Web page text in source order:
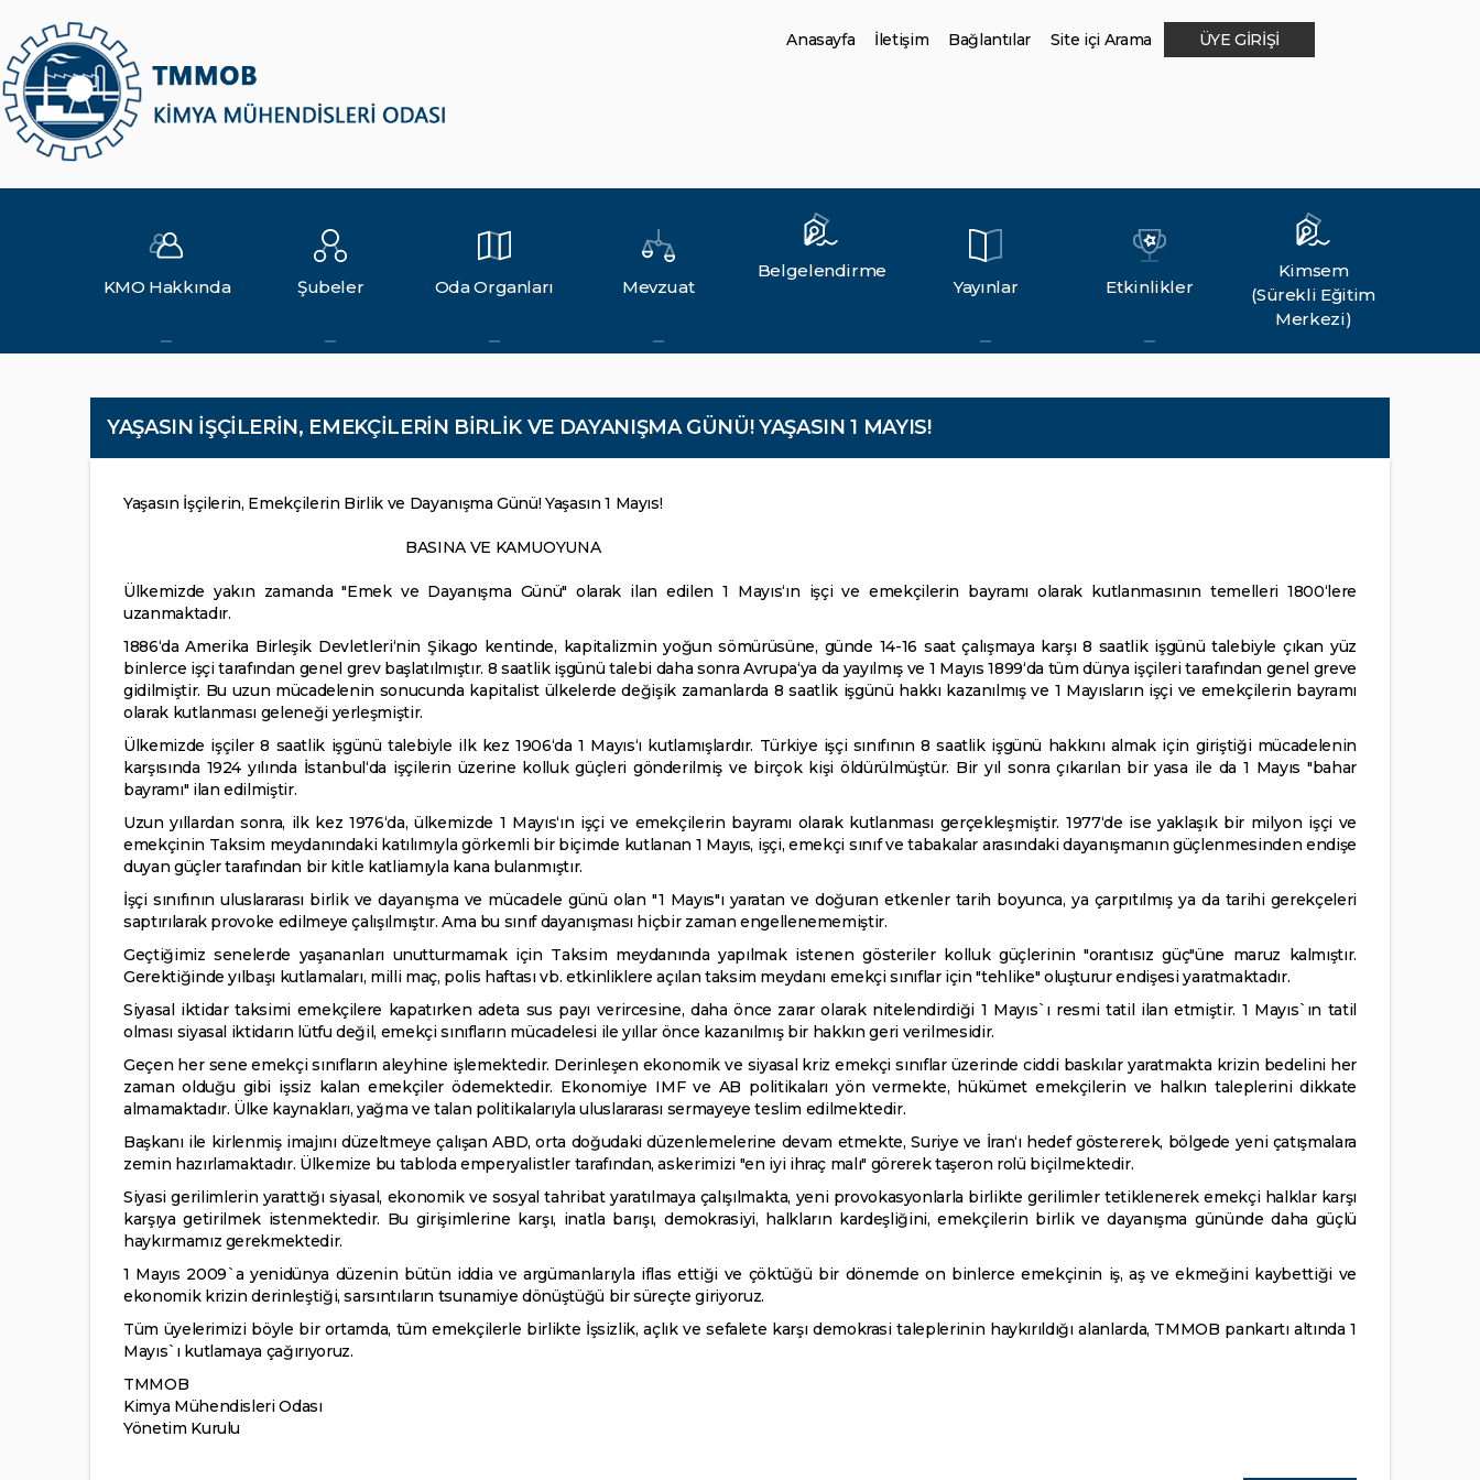
Anasayfa İletişim Bağlantılar Site içi Arama ÜYE GİRİŞİ
KMO Hakkında Şubeler Oda Organları Mevzuat
Belgelendirme
Yayınlar Etkinlikler
Kimsem
(Sürekli Eğitim
Merkezi)
YAŞASIN İŞÇİLERİN, EMEKÇİLERİN BİRLİK VE DAYANIŞMA GÜNÜ! YAŞASIN 1 MAYIS!
Yaşasın İşçilerin, Emekçilerin Birlik ve Dayanışma Günü! Yaşasın 1 Mayıs!
BASINA VE KAMUOYUNA
Ülkemizde yakın zamanda "Emek ve Dayanışma Günü" olarak ilan edilen 1 Mayıs‘ın işçi ve emekçilerin bayramı olarak kutlanmasının temelleri 1800‘lere
uzanmaktadır.
1886‘da Amerika Birleşik Devletleri‘nin Şikago kentinde, kapitalizmin yoğun sömürüsüne, günde 14-16 saat çalışmaya karşı 8 saatlik işgünü talebiyle çıkan yüz
binlerce işçi tarafından genel grev başlatılmıştır. 8 saatlik işgünü talebi daha sonra Avrupa‘ya da yayılmış ve 1 Mayıs 1899‘da tüm dünya işçileri tarafından genel greve
gidilmiştir. Bu uzun mücadelenin sonucunda kapitalist ülkelerde değişik zamanlarda 8 saatlik işgünü hakkı kazanılmış ve 1 Mayısların işçi ve emekçilerin bayramı
olarak kutlanması geleneği yerleşmiştir.
Ülkemizde işçiler 8 saatlik işgünü talebiyle ilk kez 1906‘da 1 Mayıs‘ı kutlamışlardır. Türkiye işçi sınıfının 8 saatlik işgünü hakkını almak için giriştiği mücadelenin
karşısında 1924 yılında İstanbul‘da işçilerin üzerine kolluk güçleri gönderilmiş ve birçok kişi öldürülmüştür. Bir yıl sonra çıkarılan bir yasa ile da 1 Mayıs "bahar
bayramı" ilan edilmiştir.
Uzun yıllardan sonra, ilk kez 1976‘da, ülkemizde 1 Mayıs‘ın işçi ve emekçilerin bayramı olarak kutlanması gerçekleşmiştir. 1977‘de ise yaklaşık bir milyon işçi ve
emekçinin Taksim meydanındaki katılımıyla görkemli bir biçimde kutlanan 1 Mayıs, işçi, emekçi sınıf ve tabakalar arasındaki dayanışmanın güçlenmesinden endişe
duyan güçler tarafından bir kitle katliamıyla kana bulanmıştır.
İşçi sınıfının uluslararası birlik ve dayanışma ve mücadele günü olan "1 Mayıs"ı yaratan ve doğuran etkenler tarih boyunca, ya çarpıtılmış ya da tarihi gerekçeleri
saptırılarak provoke edilmeye çalışılmıştır. Ama bu sınıf dayanışması hiçbir zaman engellenememiştir.
Geçtiğimiz senelerde yaşananları unutturmamak için Taksim meydanında yapılmak istenen gösteriler kolluk güçlerinin "orantısız güç"üne maruz kalmıştır.
Gerektiğinde yılbaşı kutlamaları, milli maç, polis haftası vb. etkinliklere açılan taksim meydanı emekçi sınıflar için "tehlike" oluşturur endişesi yaratmaktadır.
Siyasal iktidar taksimi emekçilere kapatırken adeta sus payı verircesine, daha önce zarar olarak nitelendirdiği 1 Mayıs`ı resmi tatil ilan etmiştir. 1 Mayıs`ın tatil
olması siyasal iktidarın lütfu değil, emekçi sınıfların mücadelesi ile yıllar önce kazanılmış bir hakkın geri verilmesidir.
Geçen her sene emekçi sınıfların aleyhine işlemektedir. Derinleşen ekonomik ve siyasal kriz emekçi sınıflar üzerinde ciddi baskılar yaratmakta krizin bedelini her
zaman olduğu gibi işsiz kalan emekçiler ödemektedir. Ekonomiye IMF ve AB politikaları yön vermekte, hükümet emekçilerin ve halkın taleplerini dikkate
almamaktadır. Ülke kaynakları, yağma ve talan politikalarıyla uluslararası sermayeye teslim edilmektedir.
Başkanı ile kirlenmiş imajını düzeltmeye çalışan ABD, orta doğudaki düzenlemelerine devam etmekte, Suriye ve İran‘ı hedef göstererek, bölgede yeni çatışmalara
zemin hazırlamaktadır. Ülkemize bu tabloda emperyalistler tarafından, askerimizi "en iyi ihraç malı" görerek taşeron rolü biçilmektedir.
Siyasi gerilimlerin yarattığı siyasal, ekonomik ve sosyal tahribat yaratılmaya çalışılmakta, yeni provokasyonlarla birlikte gerilimler tetiklenerek emekçi halklar karşı
karşıya getirilmek istenmektedir. Bu girişimlerine karşı, inatla barışı, demokrasiyi, halkların kardeşliğini, emekçilerin birlik ve dayanışma gününde daha güçlü
haykırmamız gerekmektedir.
1 Mayıs 2009`a yenidünya düzenin bütün iddia ve argümanlarıyla iflas ettiği ve çöktüğü bir dönemde on binlerce emekçinin iş, aş ve ekmeğini kaybettiği ve
ekonomik krizin derinleştiği, sarsıntıların tsunamiye dönüştüğü bir süreçte giriyoruz.
Tüm üyelerimizi böyle bir ortamda, tüm emekçilerle birlikte İşsizlik, açlık ve sefalete karşı demokrasi taleplerinin haykırıldığı alanlarda, TMMOB pankartı altında 1
Mayıs`ı kutlamaya çağırıyoruz.
TMMOB
Kimya Mühendisleri Odası
Yönetim Kurulu